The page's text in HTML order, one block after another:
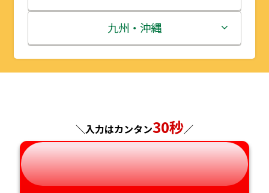
秋田県
山形県
埼玉県
千葉県
神奈川県
石川県
福井県
長野県
岐阜県
滋賀県
京都府
兵庫県
奈良県
鳥取県
島根県
広島県
山口県
九州・沖縄
福岡県
長崎県
熊本県
＼入力はカンタン30秒／